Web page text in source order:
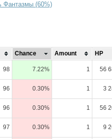
Фантазмы (60%)
Chance Amount
HP
98 7.22% 1 56
96 0.30% 1 3
96 0.30% 1 56
97 0.30% 1 9